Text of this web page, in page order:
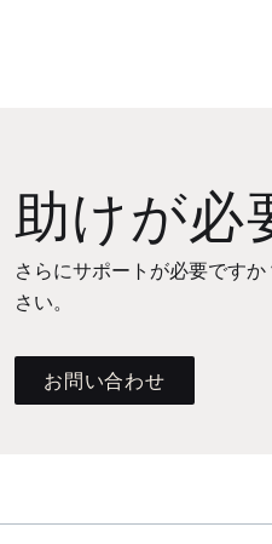
助けが必
さらにサポートが必要です
さい。
お問い合わせ